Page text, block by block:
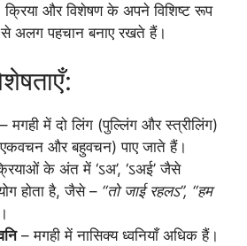
क्रिया और विशेषण के अपने विशिष्ट रूप
से अलग पहचान बनाए रखते हैं।
मगही में दो लिंग (पुल्लिंग और स्त्रीलिंग)
और बहुवचन) पाए जाते हैं।
के अंत में ‘ऽअ’, ‘ऽअई’ जैसे
होता है, जैसे – “तो जाई रहलऽ”, “हम
– मगही में नासिक्य ध्वनियाँ अधिक हैं।